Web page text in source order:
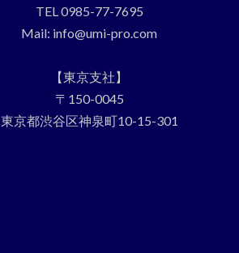
TEL 0985-77-7695
Mail: info@umi-pro.com
【東京支社】
〒150-0045
東京都渋谷区神泉町10-15-301